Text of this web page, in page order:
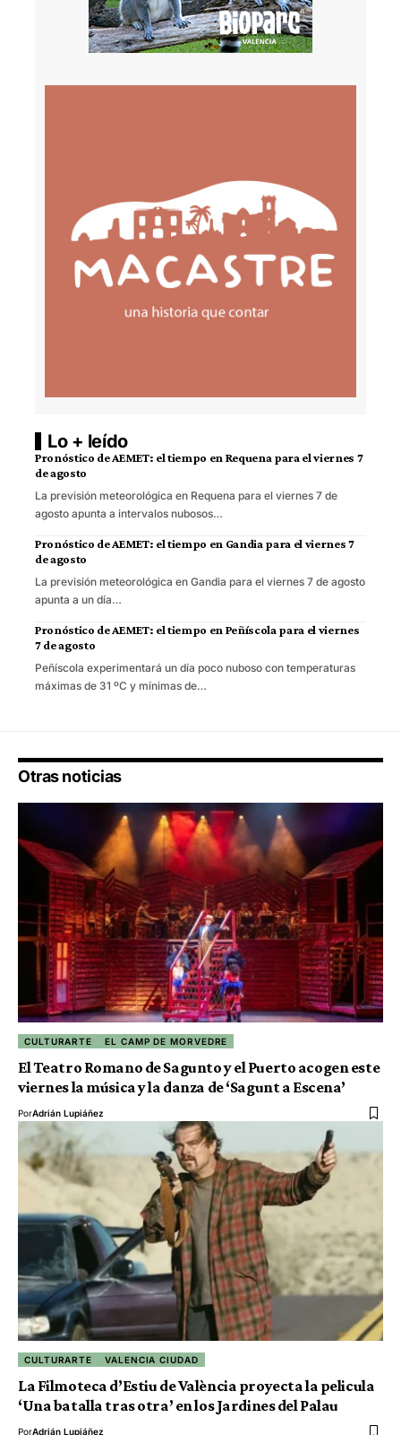
Lo + leído
Pronóstico de AEMET: el tiempo en Requena para el viernes 7
de agosto
La previsión meteorológica en Requena para el viernes 7 de
agosto apunta a intervalos nubosos…
Pronóstico de AEMET: el tiempo en Gandia para el viernes 7
de agosto
La previsión meteorológica en Gandia para el viernes 7 de agosto
apunta a un día…
Pronóstico de AEMET: el tiempo en Peñíscola para el viernes
7 de agosto
Peñíscola experimentará un día poco nuboso con temperaturas
máximas de 31 ºC y mínimas de…
Otras noticias
CULTURARTE EL CAMP DE MORVEDRE
El Teatro Romano de Sagunto y el Puerto acogen este
viernes la música y la danza de ‘Sagunt a Escena’
PorAdrián Lupiáñez
CULTURARTE VALENCIA CIUDAD
La Filmoteca d’Estiu de València proyecta la pelicula
‘Una batalla tras otra’ en los Jardines del Palau
PorAdrián Lupiáñez